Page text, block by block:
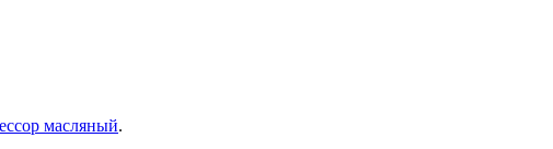
масляный.